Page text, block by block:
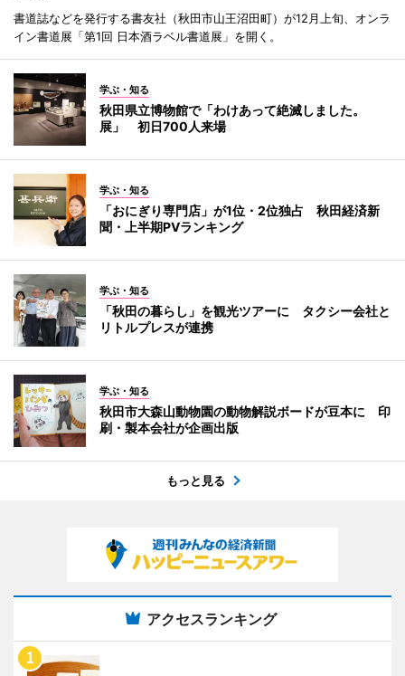
書道誌などを発行する書友社（秋田市山王沼田町）が12月上旬、オンラ
イン書道展「第1回 日本酒ラベル書道展」を開く。
学ぶ・知る
秋田県立博物館で「わけあって絶滅しました。
展」 初日700人来場
学ぶ・知る
「おにぎり専門店」が1位・2位独占 秋田経済新
聞・上半期PVランキング
学ぶ・知る
「秋田の暮らし」を観光ツアーに タクシー会社と
リトルプレスが連携
学ぶ・知る
秋田市大森山動物園の動物解説ボードが豆本に 印
刷・製本会社が企画出版
もっと見る
アクセスランキング